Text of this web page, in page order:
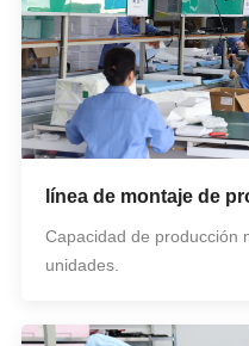
línea de montaje de
Capacidad de producción
unidades.